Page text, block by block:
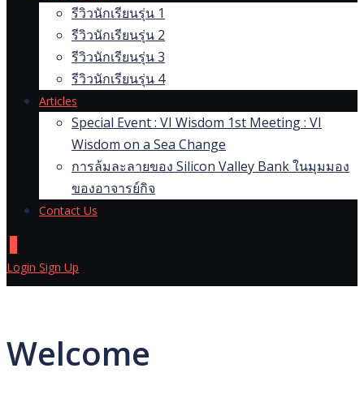
รีวิวนักเรียนรุ่น 1
รีวิวนักเรียนรุ่น 2
รีวิวนักเรียนรุ่น 3
รีวิวนักเรียนรุ่น 4
Articles
Special Event : VI Wisdom 1st Meeting : VI
Wisdom on a Sea Change
การล้มละลายของ Silicon Valley Bank ในมุมมอง
ของอาจารย์กิจ
Contact Us
Login Sign Up
Welcome